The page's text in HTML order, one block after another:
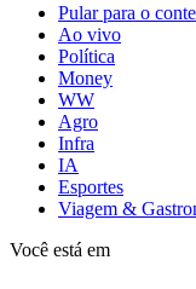
Pular para o
Ao vivo
Política
Money
WW
Agro
Infra
IA
Esportes
Viagem &
Você está em